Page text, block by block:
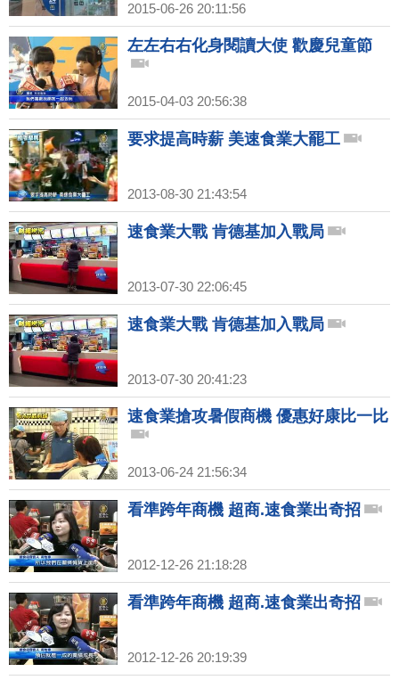
2015-06-26 20:11:56
左左右右化身閱讀大使 歡慶兒童節
2015-04-03 20:56:38
要求提高時薪 美速食業大罷工
2013-08-30 21:43:54
速食業大戰 肯德基加入戰局
2013-07-30 22:06:45
速食業大戰 肯德基加入戰局
2013-07-30 20:41:23
速食業搶攻暑假商機 優惠好康比一比
2013-06-24 21:56:34
看準跨年商機 超商.速食業出奇招
2012-12-26 21:18:28
看準跨年商機 超商.速食業出奇招
2012-12-26 20:19:39